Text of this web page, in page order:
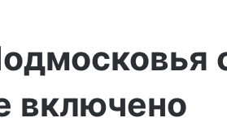
включено
работы
и